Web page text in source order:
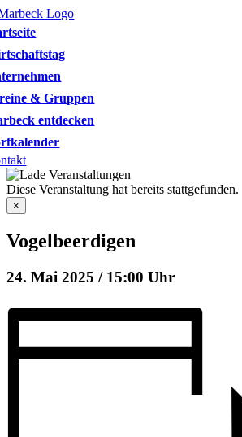
Skip
to
content
& Gruppen
entdecken
Diese Veranstaltung hat bereits stattgefunden.
×
Vogelbeerdigen
24. Mai 2025 / 15:00 Uhr